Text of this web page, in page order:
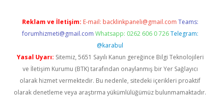
Reklam ve İletişim: E-mail: backlinkpaneli@gmail.com Teams:
forumhizmeti@gmail.com Whatsapp: 0262 606 0 726 Telegram:
@karabul
Yasal Uyarı: Sitemiz, 5651 Sayılı Kanun gereğince Bilgi Teknolojileri
ve İletişim Kurumu (BTK) tarafından onaylanmış bir Yer Sağlayıcı
olarak hizmet vermektedir. Bu nedenle, sitedeki içerikleri proaktif
olarak denetleme veya araştırma yükümlülüğümüz bulunmamaktadır.